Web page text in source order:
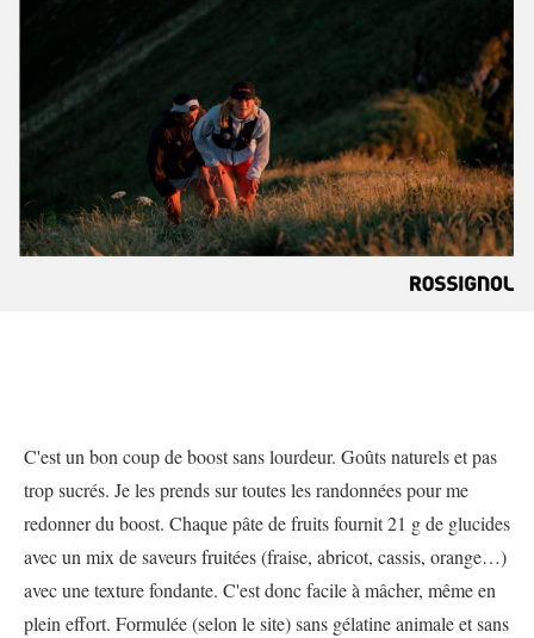
C'est un bon coup de boost sans lourdeur. Goûts naturels et pas
trop sucrés. Je les prends sur toutes les randonnées pour me
redonner du boost. Chaque pâte de fruits fournit 21 g de glucides
avec un mix de saveurs fruitées (fraise, abricot, cassis, orange…)
avec une texture fondante. C'est donc facile à mâcher, même en
plein effort. Formulée (selon le site) sans gélatine animale et sans